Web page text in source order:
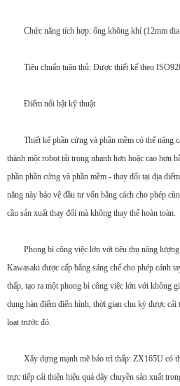
Chức năng tích hợp: ống không khí (12mm
Tiêu chuẩn tuân thủ: Được thiết kế theo
Điểm nổi bật kỹ thuật
Thiết kế phần cứng và phần mềm có thể nâng
thành một robot tải trọng nhanh hơn hoặc cao hơn
phần phần cứng và phần mềm - thay đổi tại địa
năng này bảo vệ đầu tư vốn bằng cách cho phép
cầu sản xuất thay đổi mà không thay thế hoàn toàn.
Phong bì công việc lớn với tiêu thụ năng
Kawasaki được cấp bằng sáng chế cho phép cánh
thấp, tạo ra một phong bì công việc lớn với không
dụng hàn điểm điển hình, thời gian chu kỳ được
loạt trước đó.
Xây dựng mạnh mẽ bảo trì thấp: ZX165U có
trực tiếp cải thiện hiệu quả dây chuyền sản xuất